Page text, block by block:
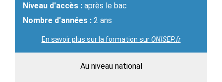
Niveau d'accès : après le bac
Nombre d'années : 2 ans
En savoir plus sur la formation surONISEP.fr
Au niveau national